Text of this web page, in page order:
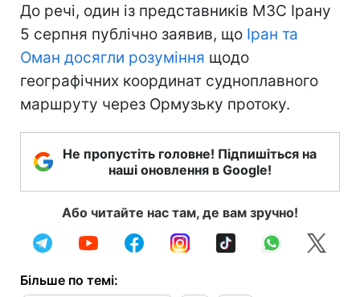
До речі, один із представників МЗС Ірану
5 серпня публічно заявив, що Іран та
Оман досягли розуміння щодо
географічних координат судноплавного
маршруту через Ормузьку протоку.
Не пропустіть головне! Підпишіться на
наші оновлення в Google!
Або читайте нас там, де вам зручно!
Більше по темі: